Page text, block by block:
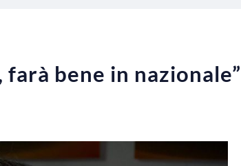
bene in nazionale”